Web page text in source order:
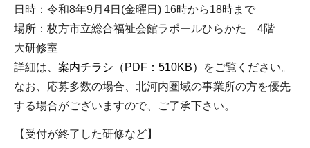
日時：令和8年9月4日(金曜日) 16時から18時まで
場所：枚方市立総合福祉会館ラポールひらかた 4階
大研修室
詳細は、 案内チラシ（PDF：510KB）
をご覧ください。
なお、応募多数の場合、北河内圏域の事業所の方を優先
する場合がございますので、ご了承下さい。
【受付が終了した研修など】